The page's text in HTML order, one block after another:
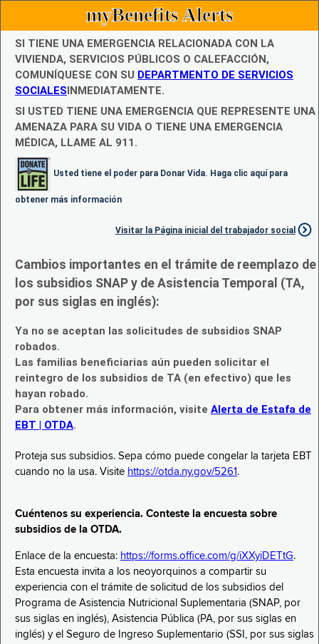
myBenefits Alerts
SI TIENE UNA EMERGENCIA RELACIONADA CON LA
VIVIENDA, SERVICIOS PÚBLICOS O CALEFACCIÓN,
COMUNÍQUESE CON SU DEPARTMENTO DE SERVICIOS
SOCIALESINMEDIATAMENTE.
SI USTED TIENE UNA EMERGENCIA QUE REPRESENTE UNA
AMENAZA PARA SU VIDA O TIENE UNA EMERGENCIA
MÉDICA, LLAME AL 911.
Usted tiene el poder para Donar Vida. Haga clic aquí para
obtener más información
Visitar la Página inicial del trabajador social
Cambios importantes en el trámite de reemplazo de
los subsidios SNAP y de Asistencia Temporal (TA,
por sus siglas en inglés):
Ya no se aceptan las solicitudes de subsidios SNAP
robados.
Las familias beneficiarias aún pueden solicitar el
reintegro de los subsidios de TA (en efectivo) que les
hayan robado.
Para obtener más información, visite Alerta de Estafa de
EBT | OTDA.
Proteja sus subsidios. Sepa cómo puede congelar la tarjeta EBT
cuando no la usa. Visite https://otda.ny.gov/5261 .
Cuéntenos su experiencia. Conteste la encuesta sobre
subsidios de la OTDA.
Enlace de la encuesta: https://forms.office.com/g/iXXyiDETtG.
Esta encuesta invita a los neoyorquinos a compartir su
experiencia con el trámite de solicitud de los subsidios del
Programa de Asistencia Nutricional Suplementaria (SNAP, por
sus siglas en inglés), Asistencia Pública (PA, por sus siglas en
inglés) y el Seguro de Ingreso Suplementario (SSI, por sus siglas